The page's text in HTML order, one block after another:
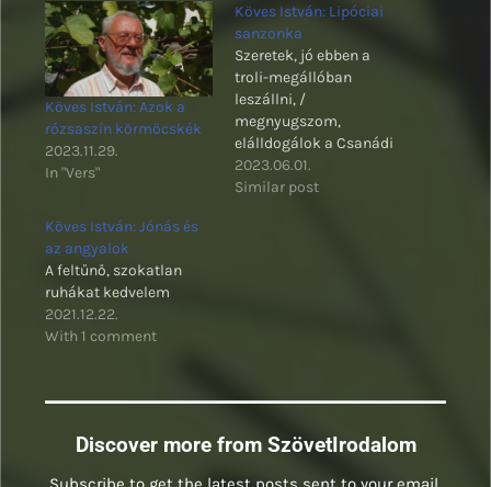
Köves István: Azok a
rózsaszín körmöcskék
2023.11.29.
In "Vers"
Köves István: Lipóciai
sanzonka
Szeretek, jó ebben a
troli-megállóban
leszállni, /
megnyugszom,
elálldogálok a Csanádi
utca sarkon, / nyitott
teraszok, barátságos
2023.06.01.
Similar post
Köves István: Jónás és
az angyalok
A feltűnő, szokatlan
ruhákat kedvelem
2021.12.22.
With 1 comment
Discover more from SzövetIrodalom